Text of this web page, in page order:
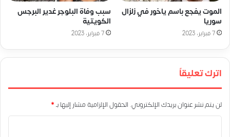
الموت يفجع باسم ياخور في زلزال
سوريا
7 فبراير، 2023
سبب وفاة البلوجر غدير البرجس
الكويتية
7 فبراير، 2023
اترك تعليقاً
لن يتم نشر عنوان بريدك الإلكتروني. الحقول الإلزامية مشار إليها بـ*